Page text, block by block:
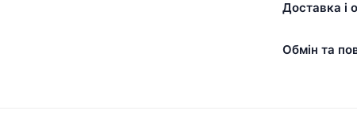
Доставка і
Обмін та